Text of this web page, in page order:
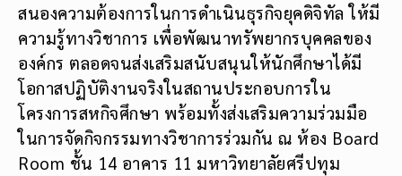
สนองความต้องการในการดำเนินธุรกิจยุคดิจิทัล ให้มี
ความรู้ทางวิชาการ เพื่อพัฒนาทรัพยากรบุคคลของ
องค์กร ตลอดจนส่งเสริมสนับสนุนให้นักศึกษาได้มี
โอกาสปฏิบัติงานจริงในสถานประกอบการใน
โครงการสหกิจศึกษา พร้อมทั้งส่งเสริมความร่วมมือ
ในการจัดกิจกรรมทางวิชาการร่วมกัน ณ ห้อง Board
Room ชั้น 14 อาคาร 11 มหาวิทยาลัยศรีปทุม